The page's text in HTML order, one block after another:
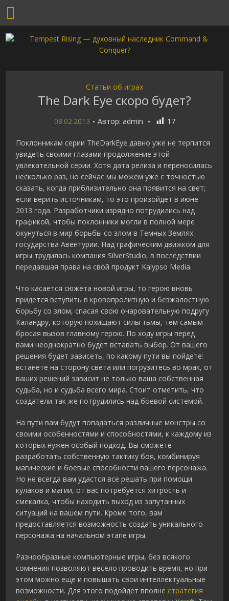
Статьи об играх
The Dark Eye скоро будет?
08.02.2013 Автор: admin 17
Поклонникам серии TheDarkEye давно уже не терпится
увидеть своими глазами продолжение этой
увлекательной серии. Хотя дата релиза и переносилась
несколько раз, но сейчас мы можем уже с точностью
сказать, когда приблизительно она появится на свет;
если верить источникам, то это произойдет в июне
2013 года. Разработчики изрядно потрудились над
графикой, чтобы поклонники могли в полной мере
окунуться в мир борьбы со злом в Темных Землях
государства Авентурии. Над графическим движком для
игры трудилась компания SilverStudio, в последствии
передавшая права на свой продукт Kalypso Media.
Что касается сюжета новой игры, то герою вновь
придется вступить в кровопролитную и безжалостную
борьбу со злом, спасая свою очаровательную подругу
Каландру, которую похищают силы тьмы, тем самым
бросая вызов главному герою. По ходу игры перед
вами неоднократно будет вставать выбор. От вашего
решения будет зависеть, по какому пути вы пойдете:
встанете на сторону света или погрузитесь во мрак, от
ваших решений зависит не только ваша собственная
судьба, но и судьба всего мира. Стоит отметить, что
создатели так же потрудились над боевой системой.
На пути вам будут попадаться различные монстры со
своими особенностями и способностями, к каждому из
которых нужен особый подход. Вы сможете
разработать собственную тактику боя, комбинируя
магические и боевые способности вашего персонажа.
Но не всегда вам удастся все решать при помощи
кулаков и магии, от вас потребуется хитрость и
смекалка, чтобы находить выход из запутанных
ситуаций на вашем пути. Кроме того, вам
предоставляется возможность создать уникального
персонажа на начальном этапе игры.
Разнообразные компьютерные игры, без всякого
сомнения позволяют весело проводить время, но при
этом можно еще и повышать свои интеллектуальные
возможности. Для этого подойдет вполне стратегия